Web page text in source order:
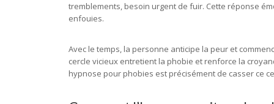
tremblements, besoin urgent de fuir. Cette réponse
enfouies.
Avec le temps, la personne anticipe la peur et
cercle vicieux entretient la phobie et renforce la
hypnose pour phobies est précisément de casser ce